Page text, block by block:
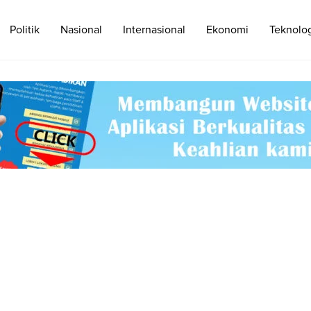
Politik Nasional Internasional Ekonomi